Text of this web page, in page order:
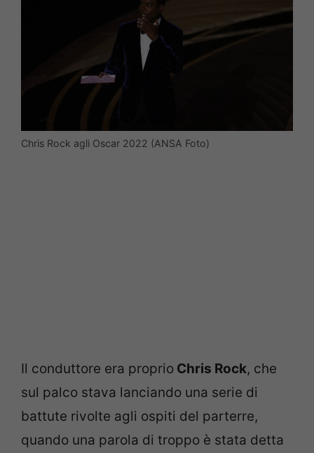
Chris Rock agli Oscar 2022 (ANSA Foto)
Il conduttore era proprio Chris Rock, che
sul palco stava lanciando una serie di
battute rivolte agli ospiti del parterre,
quando una parola di troppo è stata detta